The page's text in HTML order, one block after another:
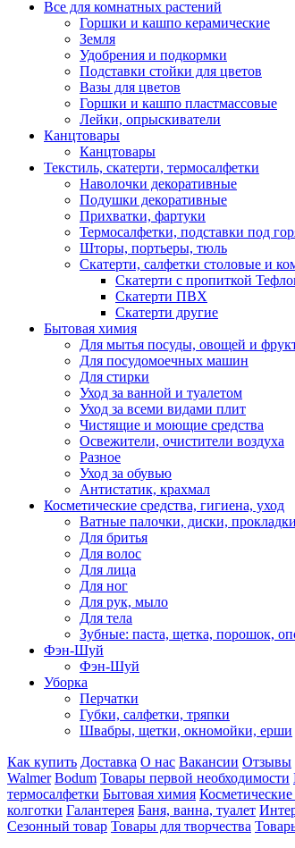
Все для комнатных растений
Горшки и кашпо керамические
Земля
Удобрения и подкормки
Подставки стойки для цветов
Вазы для цветов
Горшки и кашпо пластмассовые
Лейки, опрыскиватели
Канцтовары
Канцтовары
Текстиль, скатерти, термосалфетки
Наволочки декоративные
Подушки декоративные
Прихватки, фартуки
Термосалфетки, подставки под
Шторы, портьеры, тюль
Скатерти, салфетки столовые и
Скатерти с пропиткой
Скатерти ПВХ
Скатерти другие
Бытовая химия
Для мытья посуды, овощей и
Для посудомоечных машин
Для стирки
Уход за ванной и туалетом
Уход за всеми видами плит
Чистящие и моющие средства
Освежители, очистители воздуха
Разное
Уход за обувью
Антистатик, крахмал
Косметические средства, гигиена, уход
Ватные палочки, диски,
Для бритья
Для волос
Для лица
Для ног
Для рук, мыло
Для тела
Зубные: паста, щетка, порошок,
Фэн-Шуй
Фэн-Шуй
Уборка
Перчатки
Губки, салфетки, тряпки
Швабры, щетки, окномойки, ерши
Как купить Доставка О нас Вакансии Отзывы
Walmer Bodum Товары первой необходимости
термосалфетки Бытовая химия Косметические
колготки Галантерея Баня, ванна, туалет
Сезонный товар Товары для творчества